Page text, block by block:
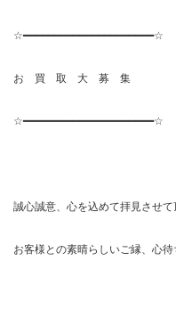
☆━━━━━━━━━━━━━━━━━━━━━☆
お 買 取 大 募 集
☆━━━━━━━━━━━━━━━━━━━━━☆
誠心誠意、心を込めて拝見させて
お客様との素晴らしいご縁、心待